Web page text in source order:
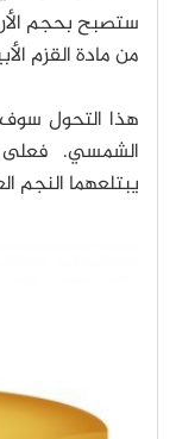
ستصبح بحجم
من مادة القزم
هذا التحول
الشمسي. فعلى
يبتلعهما النجم